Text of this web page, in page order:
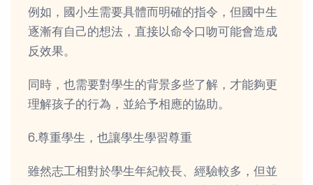
例如，國小生需要具體而明確的指令，但國中生
逐漸有自己的想法，直接以命令口吻可能會造成
反效果。
同時，也需要對學生的背景多些了解，才能夠更
理解孩子的行為，並給予相應的協助。
6.尊重學生，也讓學生學習尊重
雖然志工相對於學生年紀較長、經驗較多，但並